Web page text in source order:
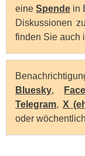
eine Spende in
Diskussionen
finden Sie auch
Bluesky,
Telegram, X
oder